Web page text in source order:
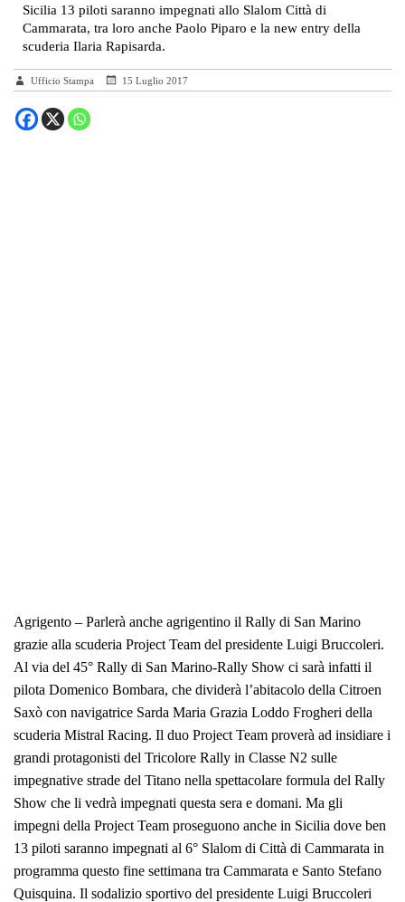
Sicilia 13 piloti saranno impegnati allo Slalom Città di
Cammarata, tra loro anche Paolo Piparo e la new entry della
scuderia Ilaria Rapisarda.
Ufficio Stampa 15 Luglio 2017
Agrigento – Parlerà anche agrigentino il Rally di San Marino
grazie alla scuderia Project Team del presidente Luigi Bruccoleri.
Al via del 45° Rally di San Marino-Rally Show ci sarà infatti il
pilota Domenico Bombara, che dividerà l’abitacolo della Citroen
Saxò con navigatrice Sarda Maria Grazia Loddo Frogheri della
scuderia Mistral Racing. Il duo Project Team proverà ad insidiare i
grandi protagonisti del Tricolore Rally in Classe N2 sulle
impegnative strade del Titano nella spettacolare formula del Rally
Show che li vedrà impegnati questa sera e domani. Ma gli
impegni della Project Team proseguono anche in Sicilia dove ben
13 piloti saranno impegnati al 6° Slalom di Città di Cammarata in
programma questo fine settimana tra Cammarata e Santo Stefano
Quisquina. Il sodalizio sportivo del presidente Luigi Bruccoleri